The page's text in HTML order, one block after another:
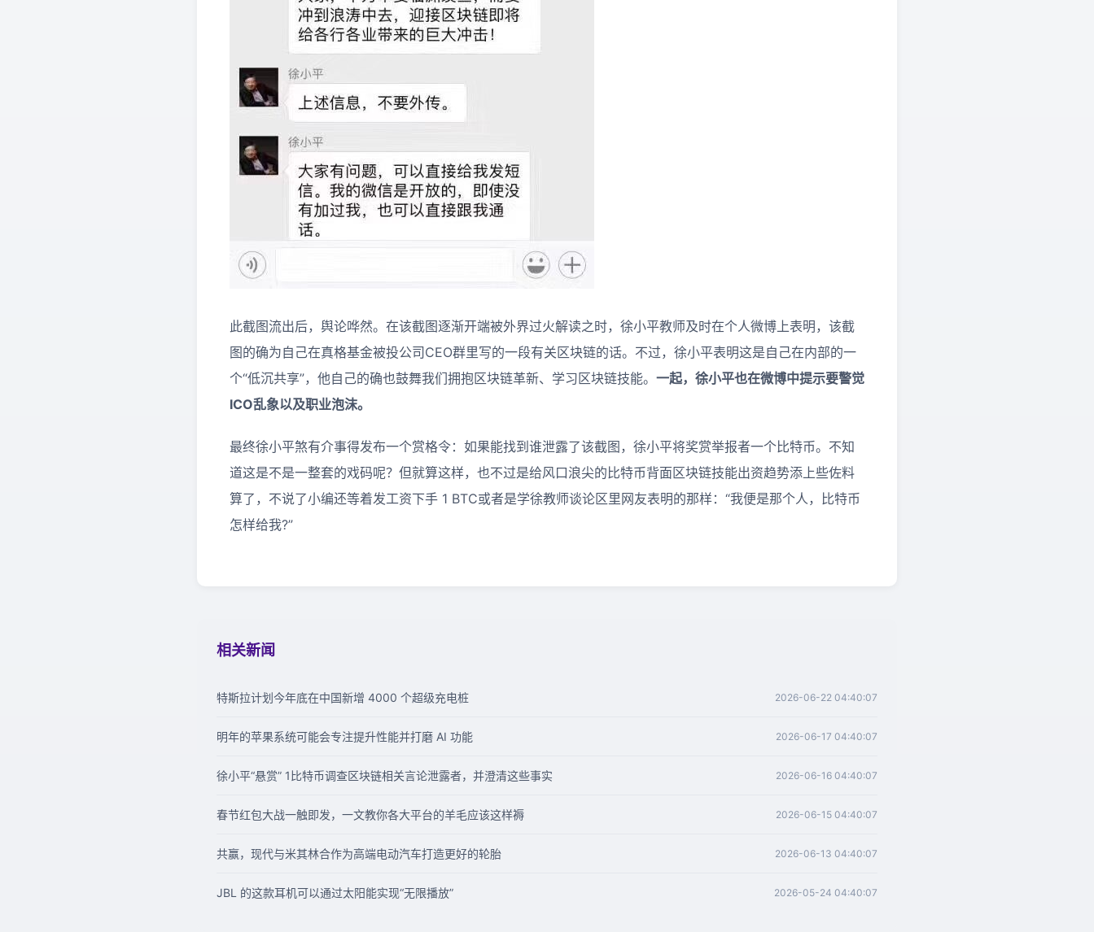
此截图流出后，舆论哗然。在该截图逐渐开端被外界过火解读之时，徐小平教师及时在个人微博上表明，该截
图的确为自己在真格基金被投公司CEO群里写的一段有关区块链的话。不过，徐小平表明这是自己在内部的一
个“低沉共享”，他自己的确也鼓舞我们拥抱区块链革新、学习区块链技能。 一起，徐小平也在微博中提示要警觉
ICO乱象以及职业泡沫。
最终徐小平煞有介事得发布一个赏格令：如果能找到谁泄露了该截图，徐小平将奖赏举报者一个比特币。不知
道这是不是一整套的戏码呢？但就算这样，也不过是给风口浪尖的比特币背面区块链技能出资趋势添上些佐料
算了，不说了小编还等着发工资下手 1 BTC或者是学徐教师谈论区里网友表明的那样：“我便是那个人，比特币
怎样给我?”
相关新闻
特斯拉计划今年底在中国新增 4000 个超级充电桩 2026-06-22 04:40:07
明年的苹果系统可能会专注提升性能并打磨 AI 功能 2026-06-17 04:40:07
徐小平“悬赏” 1比特币调查区块链相关言论泄露者，并澄清这些事实 2026-06-16 04:40:07
春节红包大战一触即发，一文教你各大平台的羊毛应该这样褥 2026-06-15 04:40:07
共赢，现代与米其林合作为高端电动汽车打造更好的轮胎 2026-06-13 04:40:07
JBL 的这款耳机可以通过太阳能实现“无限播放” 2026-05-24 04:40:07